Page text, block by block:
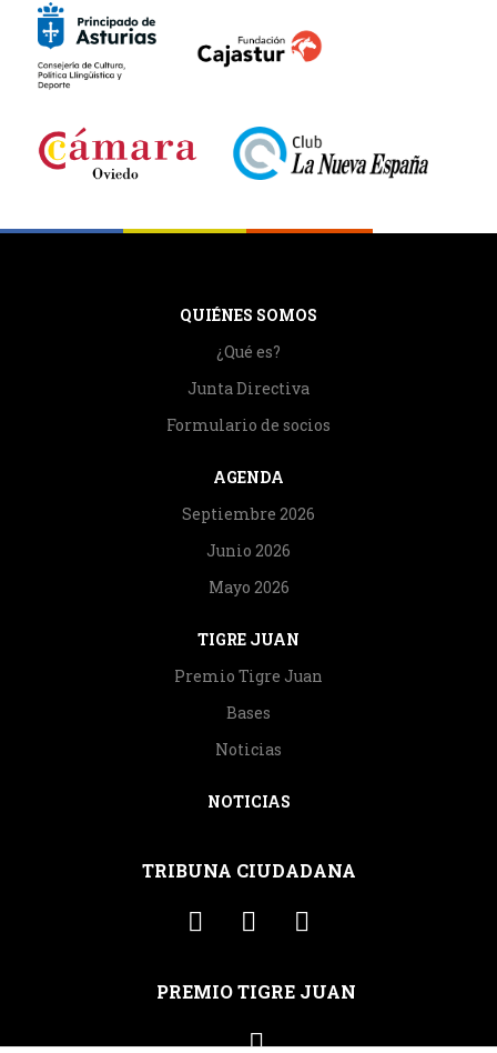
QUIÉNES SOMOS
¿Qué es?
Junta Directiva
Formulario de socios
AGENDA
Septiembre 2026
Junio 2026
Mayo 2026
TIGRE JUAN
Premio Tigre Juan
Bases
Noticias
NOTICIAS
TRIBUNA CIUDADANA
PREMIO TIGRE JUAN